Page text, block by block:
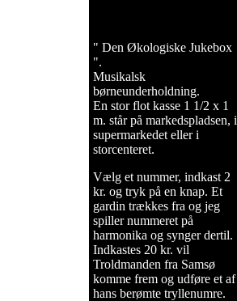
" Den Økologiske Jukebox
".
Musikalsk
børneunderholdning.
En stor flot kasse 1 1/2 x 1
m. står på markedspladsen, i
supermarkedet eller i
storcenteret.
Vælg et nummer, indkast 2
kr. og tryk på en knap. Et
gardin trækkes fra og jeg
spiller nummeret på
harmonika og synger dertil.
Indkastes 20 kr. vil
Troldmanden fra Samsø
komme frem og udføre et af
hans berømte tryllenumre.